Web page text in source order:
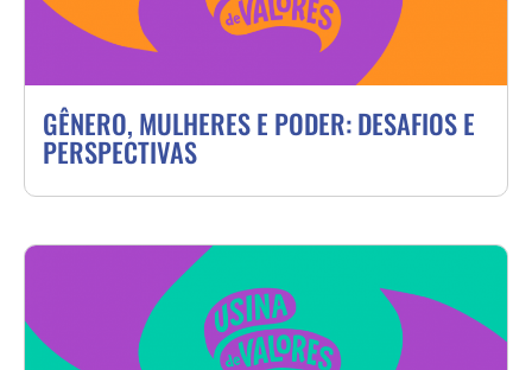
GÊNERO, MULHERES E PODER: DESAFIOS E
PERSPECTIVAS